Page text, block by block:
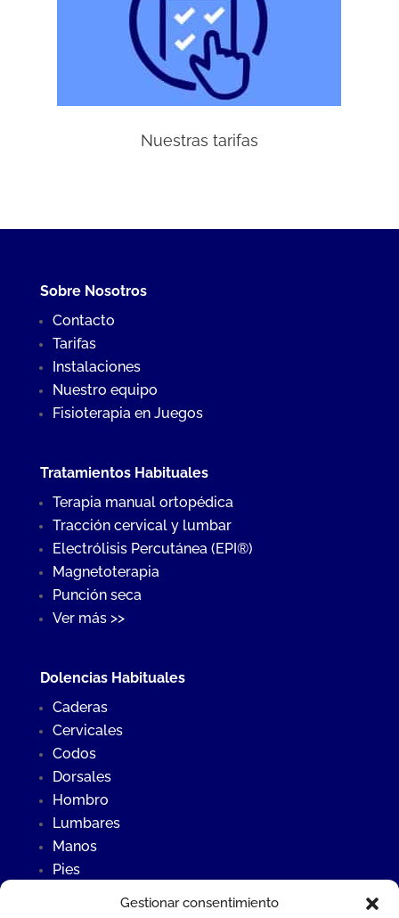
Gestionar consentimiento
Nuestras tarifas
Sobre Nosotros
Contacto
Tarifas
Instalaciones
Nuestro equipo
Fisioterapia en Juegos
Tratamientos Habituales
Terapia manual ortopédica
Tracción cervical y lumbar
Electrólisis Percutánea (EPI®)
Magnetoterapia
Punción seca
Ver más >>
Dolencias Habituales
Caderas
Cervicales
Codos
Dorsales
Hombro
Lumbares
Manos
Pies